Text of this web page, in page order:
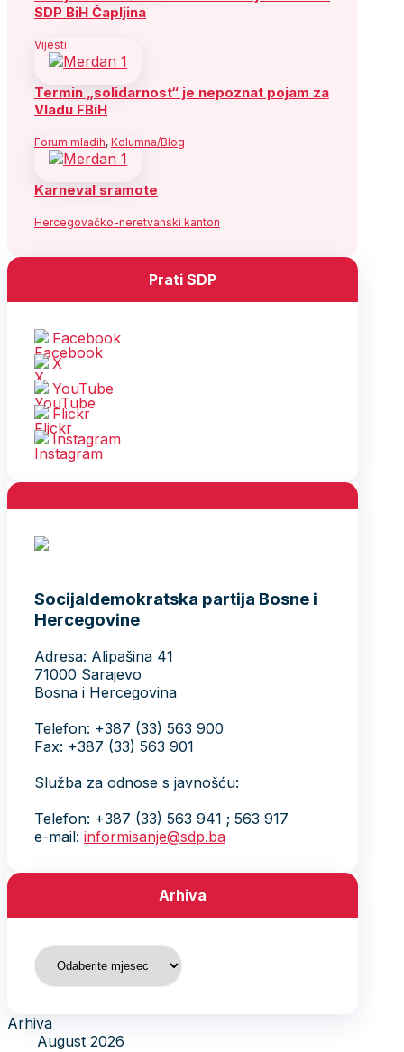
SDP BiH Čapljina
Vijesti
Termin „solidarnost“ je nepoznat pojam za
Vladu FBiH
Forum mladih, Kolumna/Blog
Karneval sramote
Hercegovačko-neretvanski kanton
Prati SDP
Facebook
X
YouTube
Flickr
Instagram
Socijaldemokratska partija Bosne i
Hercegovine
Adresa: Alipašina 41
71000 Sarajevo
Bosna i Hercegovina
Telefon: +387 (33) 563 900
Fax: +387 (33) 563 901
Služba za odnose s javnošću:
Telefon: +387 (33) 563 941 ; 563 917
e-mail: informisanje@sdp.ba
Arhiva
Arhiva
Arhiva
August 2026